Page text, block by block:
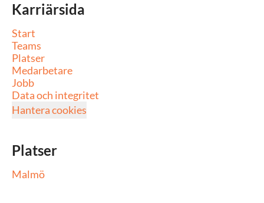
Karriärsida
Start
Teams
Platser
Medarbetare
Jobb
Data och integritet
Hantera cookies
Platser
Malmö